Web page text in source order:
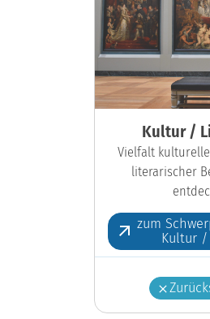
Kultur /
Vielfalt
literarischer
zum
Kultur